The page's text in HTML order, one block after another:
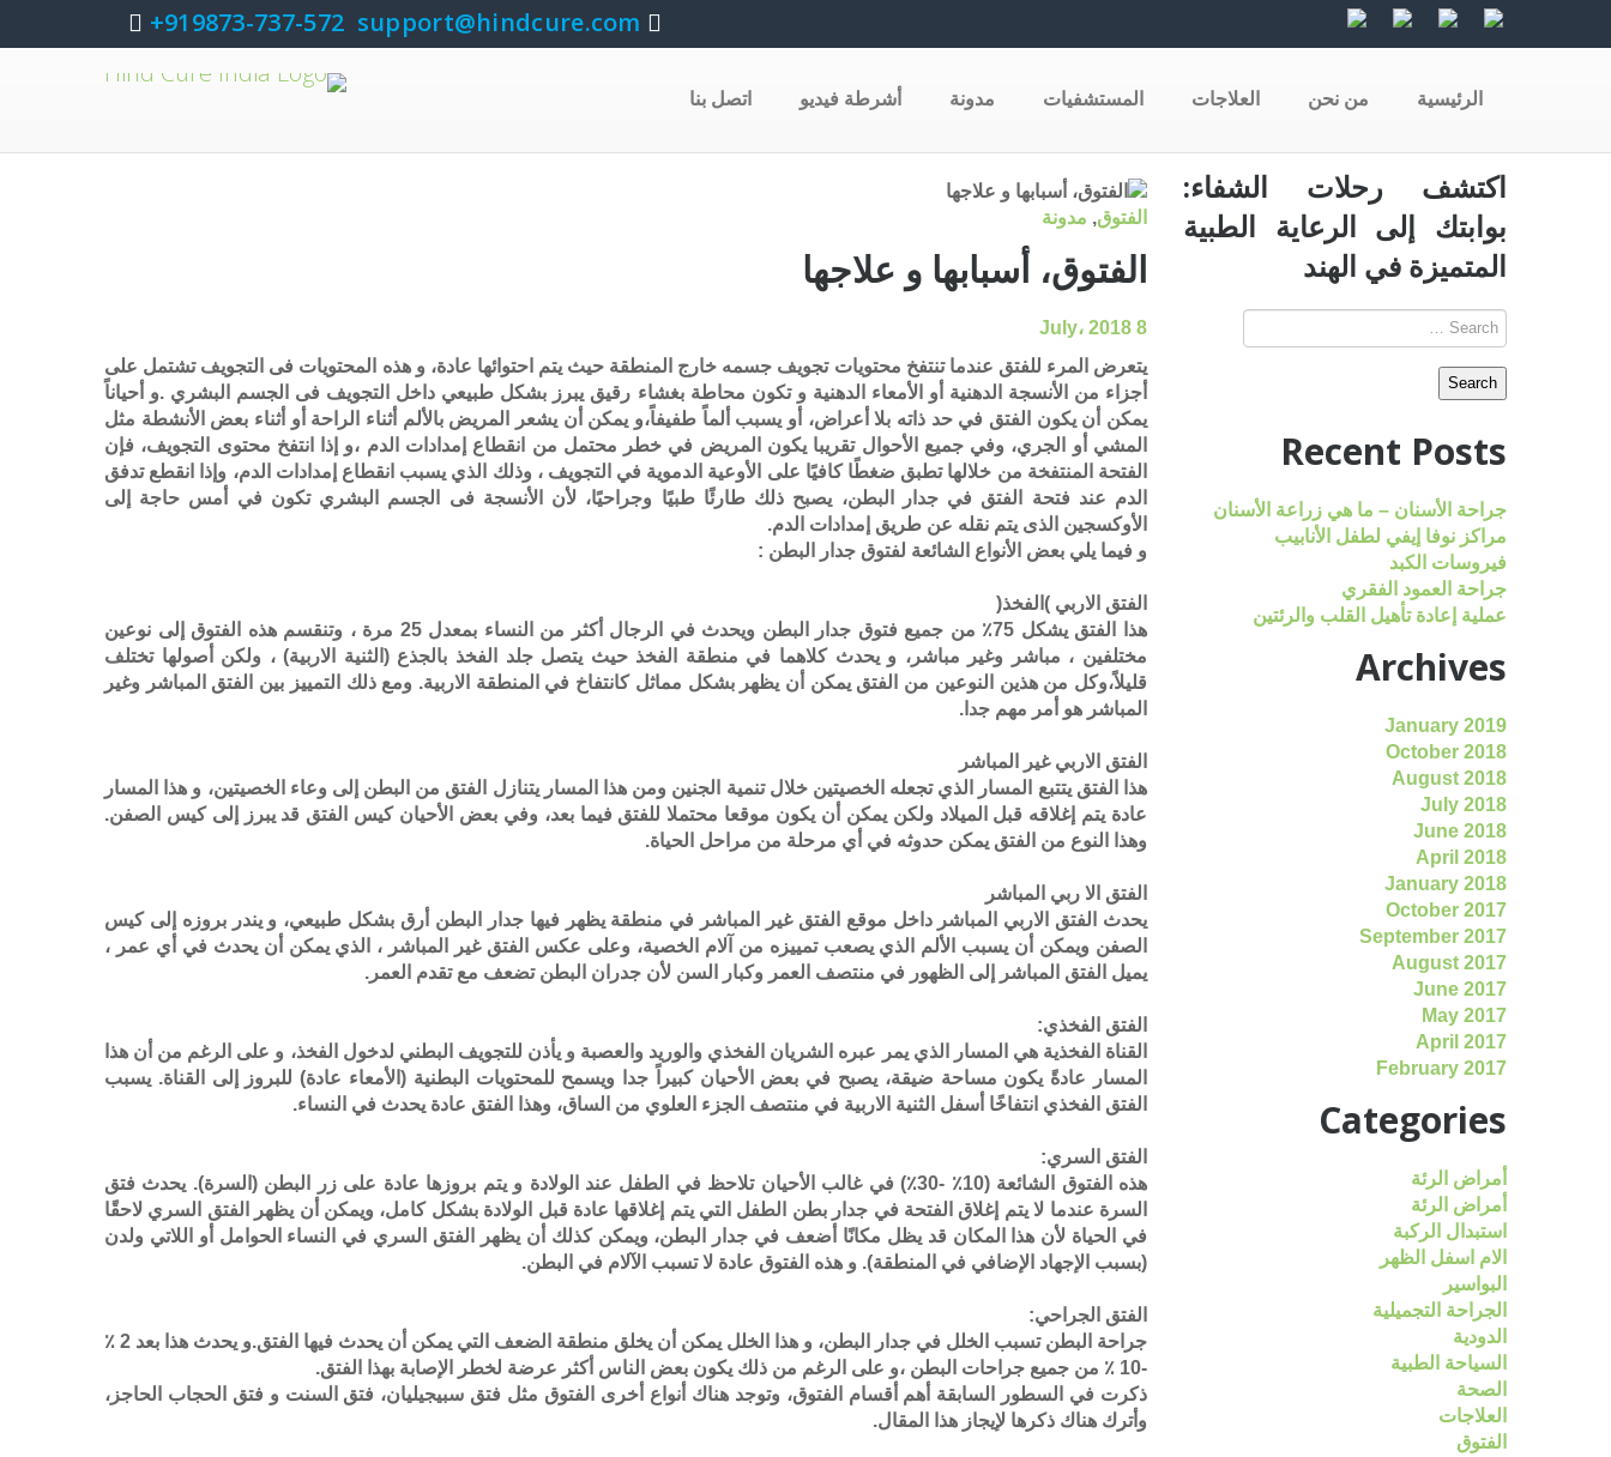
support@hindcure.com
919873-737-572+
الرئيسية من نحن العلاجات المستشفيات مدونة أشرطة فيديو اتصل بنا
الفتوق, مدونة
الفتوق، أسبابها و علاجها
8 July، 2018
يتعرض المرء للفتق عندما تنتفخ محتويات تجويف جسمه خارج المنطقة حيث يتم احتوائها عادة، و هذه المحتويات فى التجويف تشتمل على
أجزاء من الأنسجة الدهنية أو الأمعاء الدهنية و تكون محاطة بغشاء رقيق يبرز بشكل طبيعي داخل التجويف فى الجسم البشري .و أحياناً
يمكن أن يكون الفتق في حد ذاته بلا أعراض، أو يسبب ألماً طفيفاً،و يمكن أن يشعر المريض بالألم أثناء الراحة أو أثناء بعض الأنشطة مثل
المشي أو الجري، وفي جميع الأحوال تقريبا يكون المريض في خطر محتمل من انقطاع إمدادات الدم ،و إذا انتفخ محتوى التجويف، فإن
الفتحة المنتفخة من خلالها تطبق ضغطًا كافيًا على الأوعية الدموية في التجويف ، وذلك الذي يسبب انقطاع إمدادات الدم، وإذا انقطع تدفق
الدم عند فتحة الفتق في جدار البطن، يصبح ذلك طارئًا طبيًا وجراحيًا، لأن الأنسجة فى الجسم البشري تكون في أمس حاجة إلى
الأوكسجين الذى يتم نقله عن طريق إمدادات الدم.
و فيما يلي بعض الأنواع الشائعة لفتوق جدار البطن :
الفتق الاربي )الفخذ(
هذا الفتق يشكل 75٪ من جميع فتوق جدار البطن ويحدث في الرجال أكثر من النساء بمعدل 25 مرة ، وتنقسم هذه الفتوق إلى نوعين
مختلفين ، مباشر وغير مباشر، و يحدث كلاهما في منطقة الفخذ حيث يتصل جلد الفخذ بالجذع (الثنية الاربية) ، ولكن أصولها تختلف
قليلاً،وكل من هذين النوعين من الفتق يمكن أن يظهر بشكل مماثل كانتفاخ في المنطقة الاربية. ومع ذلك التمييز بين الفتق المباشر وغير
المباشر هو أمر مهم جدا.
الفتق الاربي غير المباشر
هذا الفتق يتتبع المسار الذي تجعله الخصيتين خلال تنمية الجنين ومن هذا المسار يتنازل الفتق من البطن إلى وعاء الخصيتين، و هذا المسار
عادة يتم إغلاقه قبل الميلاد ولكن يمكن أن يكون موقعا محتملا للفتق فيما بعد، وفي بعض الأحيان كيس الفتق قد يبرز إلى كيس الصفن.
وهذا النوع من الفتق يمكن حدوثه في أي مرحلة من مراحل الحياة.
الفتق الا ربي المباشر
يحدث الفتق الاربي المباشر داخل موقع الفتق غير المباشر في منطقة يظهر فيها جدار البطن أرق بشكل طبيعي، و يندر بروزه إلى كيس
الصفن ويمكن أن يسبب الألم الذي يصعب تمييزه من آلام الخصية، وعلى عكس الفتق غير المباشر ، الذي يمكن أن يحدث في أي عمر ،
يميل الفتق المباشر إلى الظهور في منتصف العمر وكبار السن لأن جدران البطن تضعف مع تقدم العمر.
الفتق الفخذي:
القناة الفخذية هي المسار الذي يمر عبره الشريان الفخذي والوريد والعصبة و يأذن للتجويف البطني لدخول الفخذ، و على الرغم من أن هذا
المسار عادةً يكون مساحة ضيقة، يصبح في بعض الأحيان كبيراً جدا ويسمح للمحتويات البطنية (الأمعاء عادة) للبروز إلى القناة. يسبب
الفتق الفخذي انتفاخًا أسفل الثنية الاربية في منتصف الجزء العلوي من الساق، وهذا الفتق عادة يحدث في النساء.
الفتق السري:
هذه الفتوق الشائعة (10٪ -30٪) في غالب الأحيان تلاحظ في الطفل عند الولادة و يتم بروزها عادة على زر البطن (السرة). يحدث فتق
السرة عندما لا يتم إغلاق الفتحة في جدار بطن الطفل التي يتم إغلاقها عادة قبل الولادة بشكل كامل، ويمكن أن يظهر الفتق السري لاحقًا
في الحياة لأن هذا المكان قد يظل مكانًا أضعف في جدار البطن، ويمكن كذلك أن يظهر الفتق السري في النساء الحوامل أو اللاتي ولدن
(بسبب الإجهاد الإضافي في المنطقة). و هذه الفتوق عادة لا تسبب الآلام في البطن.
الفتق الجراحي:
جراحة البطن تسبب الخلل في جدار البطن، و هذا الخلل يمكن أن يخلق منطقة الضعف التي يمكن أن يحدث فيها الفتق.و يحدث هذا بعد 2 ٪
-10 ٪ من جميع جراحات البطن ،و على الرغم من ذلك يكون بعض الناس أكثر عرضة لخطر الإصابة بهذا الفتق.
ذكرت في السطور السابقة أهم أقسام الفتوق، وتوجد هناك أنواع أخرى الفتوق مثل فتق سبيجيليان، فتق السنت و فتق الحجاب الحاجز،
وأترك هناك ذكرها لإيجاز هذا المقال.
اكتشف رحلات الشفاء:
بوابتك إلى الرعاية الطبية
المتميزة في الهند
Recent Posts
جراحة الأسنان – ما هي زراعة الأسنان
مراكز نوفا إيفي لطفل الأنابيب
فيروسات الكبد
جراحة العمود الفقري
عملية إعادة تأهيل القلب والرئتين
Archives
January 2019
October 2018
August 2018
July 2018
June 2018
April 2018
January 2018
October 2017
September 2017
August 2017
June 2017
May 2017
April 2017
February 2017
Categories
أمراض الرئة
أمراض الرئة
استبدال الركبة
الام اسفل الظهر
البواسير
الجراحة التجميلية
الدودية
السياحة الطبية
الصحة
العلاجات
الفتوق